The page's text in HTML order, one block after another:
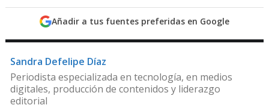
Añadir a tus fuentes preferidas en Google
Sandra Defelipe Díaz
Periodista especializada en tecnología, en medios
digitales, producción de contenidos y liderazgo
editorial